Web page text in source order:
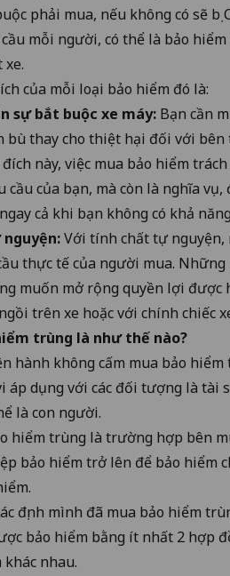
phải mua, nếu không có sẽ bị
mỗi người, có thể là bảo
xe.
của mỗi loại bảo hiểm đó là:
sự bắt buộc xe máy: Bạn cần
bù thay cho thiệt hại đối với
này, việc mua bảo hiểm
cầu của bạn, mà còn là nghĩa
cả khi bạn không có khả
Với tính chất tự nguyện,
thực tế của người mua.
muốn mở rộng quyền lợi
trên xe hoặc với chính chiếc
trùng là như thế nào?
hành không cấm mua bảo
áp dụng với các đối tượng là tài
là con người.
hiểm trùng là trường hợp bên
bảo hiểm trở lên để bảo hiểm
định mình đã mua bảo hiểm
bảo hiểm bằng ít nhất 2 hợp
khác nhau.